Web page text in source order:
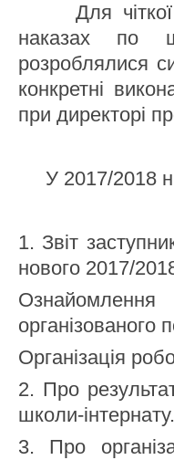
Для чіткої
наказах по
розроблялися
конкретні
при директорі
У 2017/2018
1. Звіт
нового 2017/
організованого
Організація
2. Про
школи-інтернату.
3. Про